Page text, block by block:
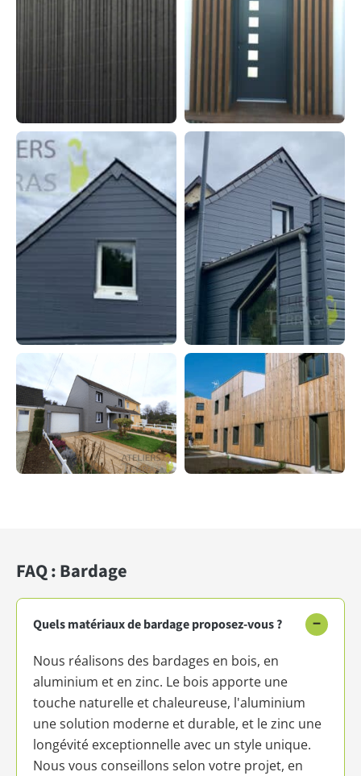
FAQ : Bardage
Quels matériaux de bardage proposez-vous ? −
Nous réalisons des bardages en bois, en
aluminium et en zinc. Le bois apporte une
touche naturelle et chaleureuse, l'aluminium
une solution moderne et durable, et le zinc une
longévité exceptionnelle avec un style unique.
Nous vous conseillons selon votre projet, en